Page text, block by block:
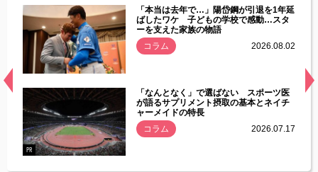
常
「本当は去年で…」陽岱鋼が引退を1年延
ばしたワケ 子どもの学校で感動…スタ
ーを支えた家族の物語
コラム
2026.08.02
PR
「なんとなく」で選ばない スポーツ医
が語るサプリメント摂取の基本とネイチ
ャーメイドの特長
コラム
2026.07.17